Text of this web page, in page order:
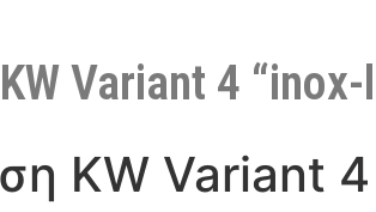
KW Variant 4 “inox-
KW Variant 4